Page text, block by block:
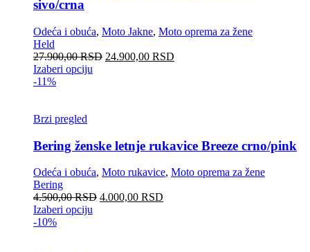
sivo/crna
Odeća i obuća, Moto Jakne, Moto oprema za žene
Held
27.900,00RSD 24.900,00 RSD
Izaberi opciju
-11%
Brzi pregled
Bering ženske letnje rukavice Breeze crno/pink
Odeća i obuća, Moto rukavice, Moto oprema za žene
Bering
4.500,00RSD 4.000,00 RSD
Izaberi opciju
-10%